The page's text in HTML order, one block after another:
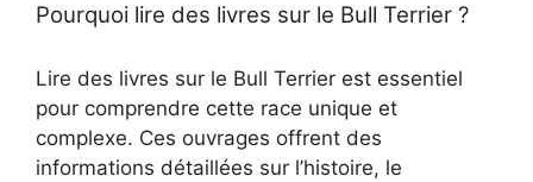
Pourquoi lire des livres sur le Bull Terrier ?
Lire des livres sur le Bull Terrier est essentiel
pour comprendre cette race unique et
complexe. Ces ouvrages offrent des
informations détaillées sur l’histoire, le